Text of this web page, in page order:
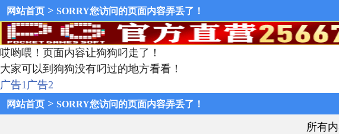
网站首页 > SORRY您访问的页面内容弄丢了！
哎哟喂！页面内容让狗狗叼走了！
大家可以到狗狗没有叼过的地方看看！
广告1广告2
网站首页 > SORRY您访问的页面内容弄丢了！
所有